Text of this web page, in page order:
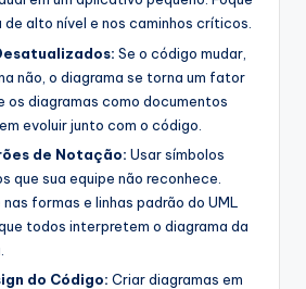
de alto nível e nos caminhos críticos.
Se o código mudar,
não, o diagrama se torna um fator
os diagramas como documentos
evoluir junto com o código.
de Notação: Usar símbolos
que sua equipe não reconhece.
formas e linhas padrão do UML
todos interpretem o diagrama da
do Código: Criar diagramas em